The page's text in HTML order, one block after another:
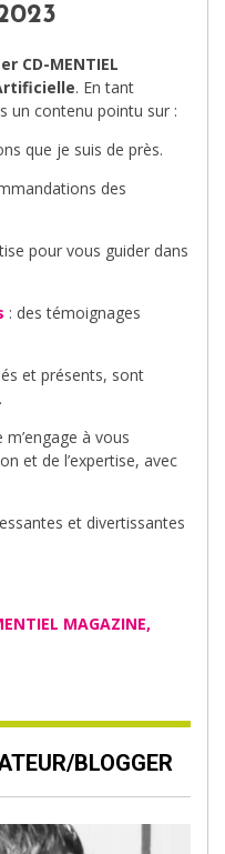
CD-MENTIEL
. En tant
un contenu pointu sur :
que je suis de près.
des
pour vous guider dans
: des témoignages
et présents, sont
.
m’engage à vous
et de l’expertise, avec
et divertissantes
MAGAZINE,
BLOGGER